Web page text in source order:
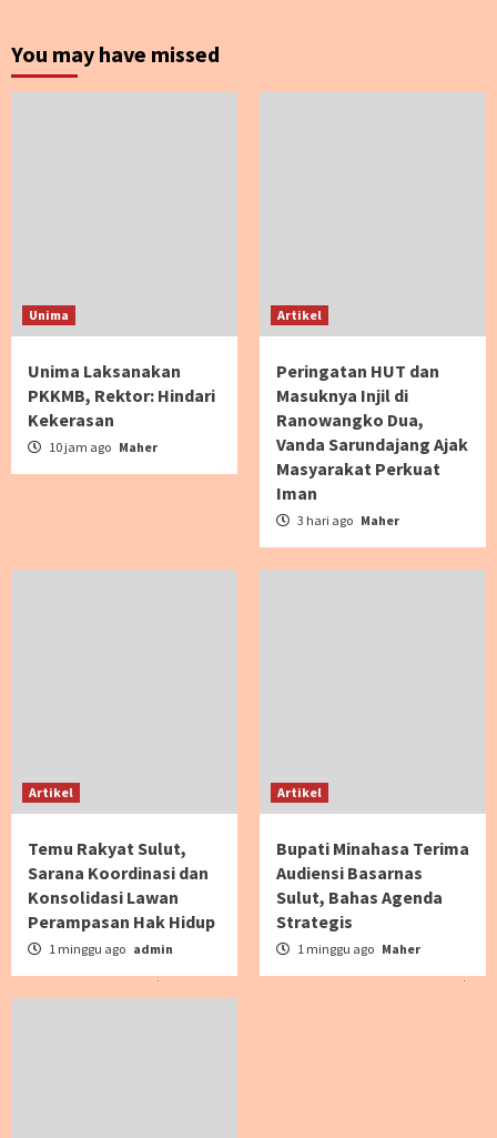
You may have missed
Unima
Unima Laksanakan
PKKMB, Rektor: Hindari
Kekerasan
10 jam ago Maher
Artikel
Peringatan HUT dan
Masuknya Injil di
Ranowangko Dua,
Vanda Sarundajang Ajak
Masyarakat Perkuat
Iman
3 hari ago Maher
Artikel
Temu Rakyat Sulut,
Sarana Koordinasi dan
Konsolidasi Lawan
Perampasan Hak Hidup
1 minggu ago admin
Artikel
Bupati Minahasa Terima
Audiensi Basarnas
Sulut, Bahas Agenda
Strategis
1 minggu ago Maher